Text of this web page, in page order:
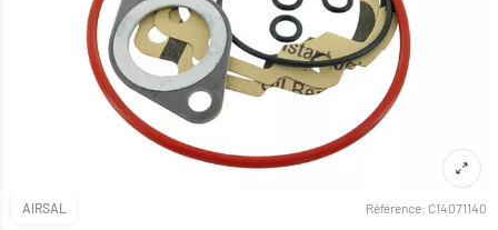
AIRSAL Référence: C14071140